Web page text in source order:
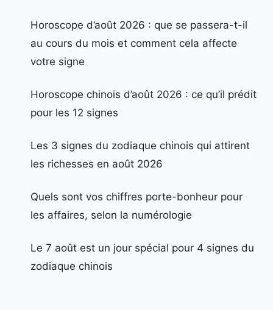
Horoscope d’août 2026 : que se passera-t-il
au cours du mois et comment cela affecte
votre signe
Horoscope chinois d’août 2026 : ce qu’il prédit
pour les 12 signes
Les 3 signes du zodiaque chinois qui attirent
les richesses en août 2026
Quels sont vos chiffres porte-bonheur pour
les affaires, selon la numérologie
Le 7 août est un jour spécial pour 4 signes du
zodiaque chinois